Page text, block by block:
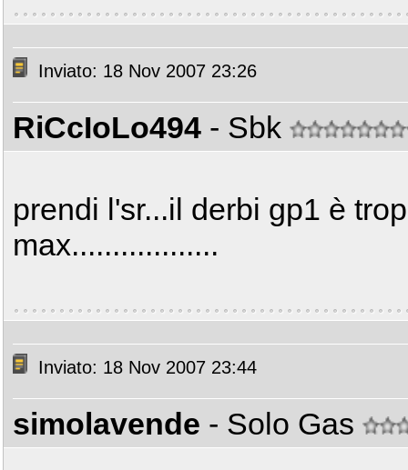
Inviato: 18 Nov 2007 23:26
RiCcIoLo494 - Sbk
prendi l'sr...il derbi gp1 è
max..................
Inviato: 18 Nov 2007 23:44
simolavende - Solo Gas